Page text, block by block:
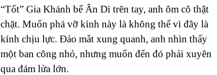
“Tốt” Gia Khánh bế Ân Di trên tay, anh ôm cô thật
chặt. Muốn phá vỡ kính này là không thể vì đây là
kính chịu lực. Đảo mắt xung quanh, anh nhìn thấy
một ban công nhỏ, nhưng muốn đến đó phải xuyên
qua đám lửa lớn.